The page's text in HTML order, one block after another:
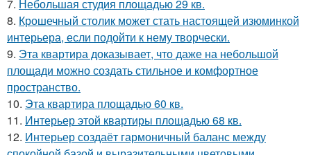
7. Небольшая студия площадью 29 кв.
8. Крошечный столик может стать настоящей изюминкой
интерьера, если подойти к нему творчески.
9. Эта квартира доказывает, что даже на небольшой
площади можно создать стильное и комфортное
пространство.
10. Эта квартира площадью 60 кв.
11. Интерьер этой квартиры площадью 68 кв.
12. Интерьер создаёт гармоничный баланс между